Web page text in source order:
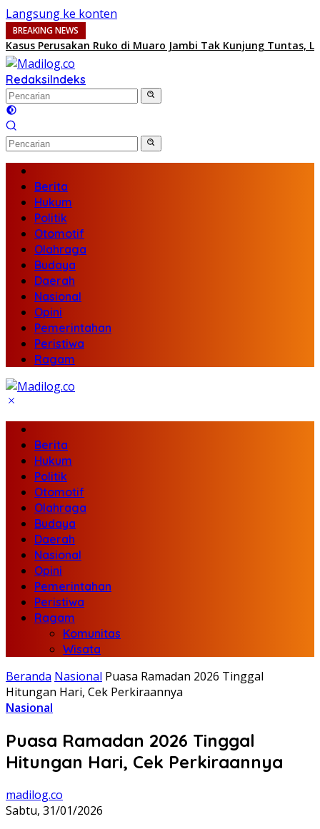
Langsung ke konten
BREAKING NEWS
Kasus Perusakan Ruko di Muaro Jambi Tak Kunjung Tuntas,
RedaksiIndeks
Berita
Hukum
Politik
Otomotif
Olahraga
Budaya
Daerah
Nasional
Opini
Pemerintahan
Peristiwa
Ragam
Berita
Hukum
Politik
Otomotif
Olahraga
Budaya
Daerah
Nasional
Opini
Pemerintahan
Peristiwa
Ragam
Komunitas
Wisata
Beranda Nasional Puasa Ramadan 2026 Tinggal
Hitungan Hari, Cek Perkiraannya
Nasional
Puasa Ramadan 2026 Tinggal
Hitungan Hari, Cek Perkiraannya
madilog.co
Sabtu, 31/01/2026